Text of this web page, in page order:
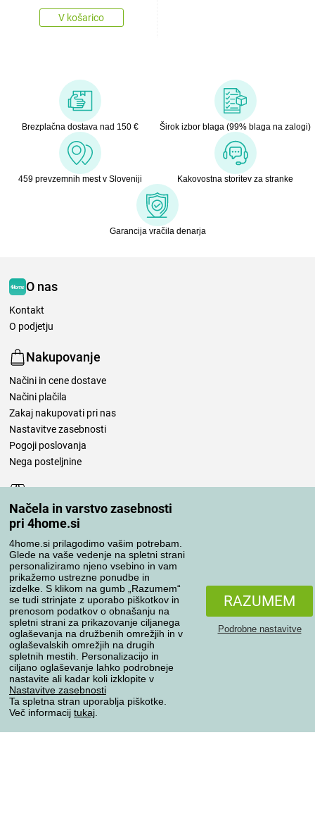
Načela in varstvo zasebnosti
pri 4home.si
4home.si prilagodimo vašim potrebam.
Glede na vaše vedenje na spletni strani
personaliziramo njeno vsebino in vam
prikažemo ustrezne ponudbe in
izdelke. S klikom na gumb „Razumem“
se tudi strinjate z uporabo piškotkov in
prenosom podatkov o obnašanju na
spletni strani za prikazovanje ciljanega
oglaševanja na družbenih omrežjih in v
oglaševalskih omrežjih na drugih
spletnih mestih. Personalizacijo in
ciljano oglaševanje lahko podrobneje
nastavite ali kadar koli izklopite v
Nastavitve zasebnosti
Ta spletna stran uporablja piškotke.
Več informacij tukaj
RAZUMEM
Podrobne nastavitve
V košarico
Brezplačna dostava nad 150 € Širok izbor blaga (99% blaga na zalogi)
459 prevzemnih mest v Sloveniji Kakovostna storitev za stranke
Garancija vračila denarja
O nas
Kontakt
O podjetju
Nakupovanje
Načini in cene dostave
Načini plačila
Zakaj nakupovati pri nas
Nastavitve zasebnosti
Pogoji poslovanja
Nega posteljnine
Moj račun
Pregled naročil
Reklamacija
Odstop od kupoprodajne pogodbe
Pravila obdelave ocen
Načini prevoza
Načini plačila
Zanesljiva trgovina